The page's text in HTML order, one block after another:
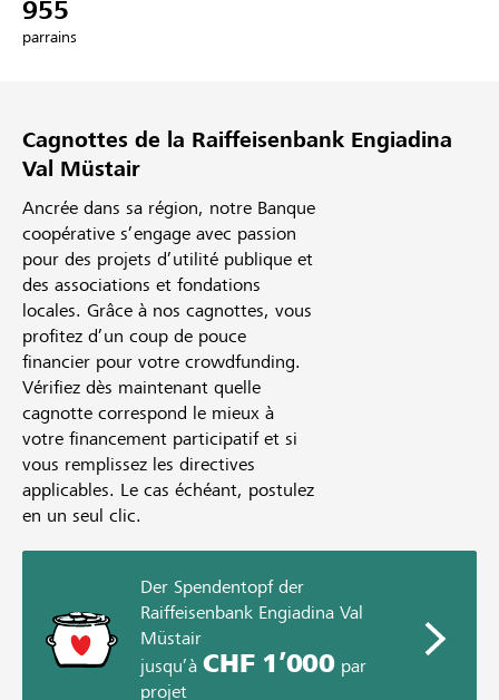
DE
955
parrains
Cagnottes de la Raiffeisenbank Engiadina
Val Müstair
Ancrée dans sa région, notre Banque
coopérative s’engage avec passion
pour des projets d’utilité publique et
des associations et fondations
locales. Grâce à nos cagnottes, vous
profitez d’un coup de pouce
financier pour votre crowdfunding.
Vérifiez dès maintenant quelle
cagnotte correspond le mieux à
votre financement participatif et si
vous remplissez les directives
applicables. Le cas échéant, postulez
en un seul clic.
Der Spendentopf der
Raiffeisenbank Engiadina Val
Müstair
jusqu’à CHF 1’000par
projet